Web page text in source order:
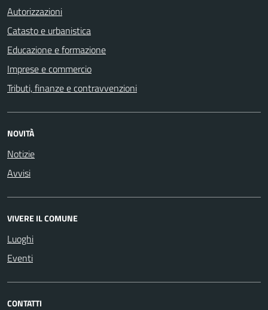
Autorizzazioni
Catasto e urbanistica
Educazione e formazione
Imprese e commercio
Tributi, finanze e contravvenzioni
NOVITÀ
Notizie
Avvisi
VIVERE IL COMUNE
Luoghi
Eventi
CONTATTI